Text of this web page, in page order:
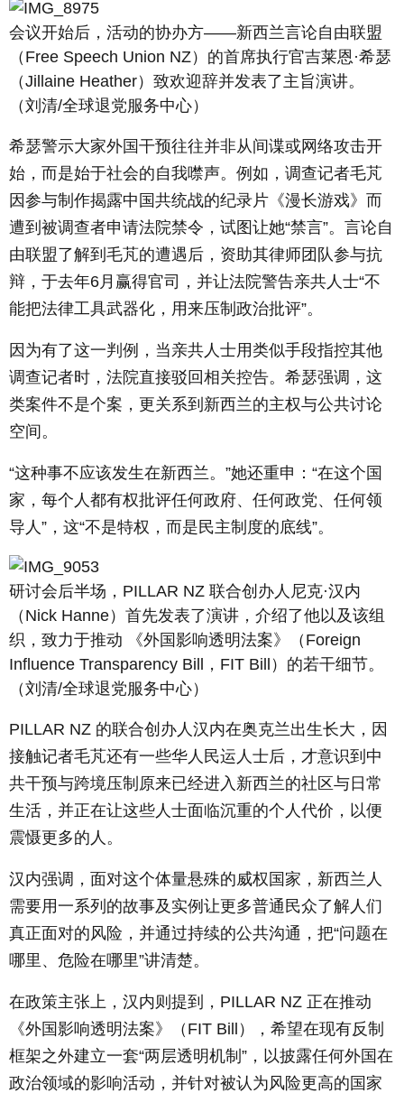
会议开始后，活动的协办方——新西兰言论自由联盟
（Free Speech Union NZ）的首席执行官吉莱恩·希瑟
（Jillaine Heather）致欢迎辞并发表了主旨演讲。
（刘清/全球退党服务中心）
希瑟警示大家外国干预往往并非从间谍或网络攻击开
始，而是始于社会的自我噤声。例如，调查记者毛芃
因参与制作揭露中国共统战的纪录片《漫长游戏》而
遭到被调查者申请法院禁令，试图让她“禁言”。言论自
由联盟了解到毛芃的遭遇后，资助其律师团队参与抗
辩，于去年6月赢得官司，并让法院警告亲共人士“不
能把法律工具武器化，用来压制政治批评”。
因为有了这一判例，当亲共人士用类似手段指控其他
调查记者时，法院直接驳回相关控告。希瑟强调，这
类案件不是个案，更关系到新西兰的主权与公共讨论
空间。
“这种事不应该发生在新西兰。”她还重申：“在这个国
家，每个人都有权批评任何政府、任何政党、任何领
导人”，这“不是特权，而是民主制度的底线”。
研讨会后半场，PILLAR NZ 联合创办人尼克·汉内
（Nick Hanne）首先发表了演讲，介绍了他以及该组
织，致力于推动 《外国影响透明法案》（Foreign
Influence Transparency Bill，FIT Bill）的若干细节。
（刘清/全球退党服务中心）
PILLAR NZ 的联合创办人汉内在奥克兰出生长大，因
接触记者毛芃还有一些华人民运人士后，才意识到中
共干预与跨境压制原来已经进入新西兰的社区与日常
生活，并正在让这些人士面临沉重的个人代价，以便
震慑更多的人。
汉内强调，面对这个体量悬殊的威权国家，新西兰人
需要用一系列的故事及实例让更多普通民众了解人们
真正面对的风险，并通过持续的公共沟通，把“问题在
哪里、危险在哪里”讲清楚。
在政策主张上，汉内则提到，PILLAR NZ 正在推动
《外国影响透明法案》（FIT Bill），希望在现有反制
框架之外建立一套“两层透明机制”，以披露任何外国在
政治领域的影响活动，并针对被认为风险更高的国家